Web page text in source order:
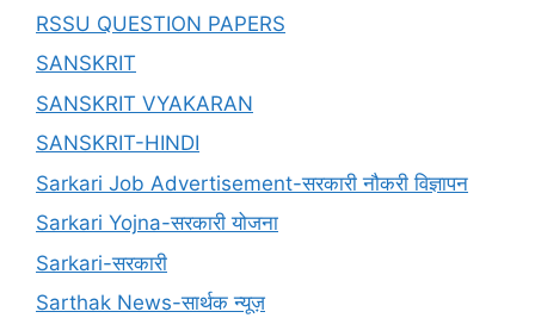
RSSU QUESTION PAPERS
SANSKRIT
SANSKRIT VYAKARAN
SANSKRIT-HINDI
Sarkari Job Advertisement-सरकारी नौकरी विज्ञापन
Sarkari Yojna-सरकारी योजना
Sarkari-सरकारी
Sarthak News-सार्थक न्यूज़